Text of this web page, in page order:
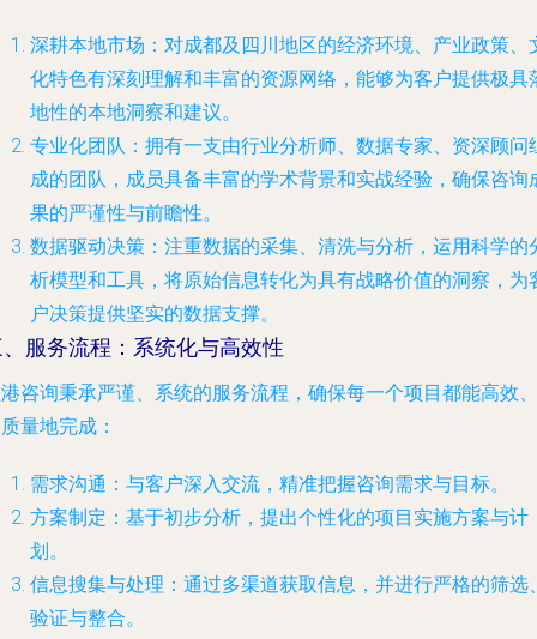
深耕本地市场 ：对成都及四川地区的经济环境、产业政策、
化特色有深刻理解和丰富的资源网络，能够为客户提供极具
地性的本地洞察和建议。
专业化团队 ：拥有一支由行业分析师、数据专家、资深顾问
成的团队，成员具备丰富的学术背景和实战经验，确保咨询
果的严谨性与前瞻性。
数据驱动决策 ：注重数据的采集、清洗与分析，运用科学的
析模型和工具，将原始信息转化为具有战略价值的洞察，为
户决策提供坚实的数据支撑。
服务流程：系统化与高效性
咨询秉承严谨、系统的服务流程，确保每一个项目都能高效、
量地完成：
需求沟通 ：与客户深入交流，精准把握咨询需求与目标。
方案制定 ：基于初步分析，提出个性化的项目实施方案与计
划。
信息搜集与处理 ：通过多渠道获取信息，并进行严格的筛选
验证与整合。